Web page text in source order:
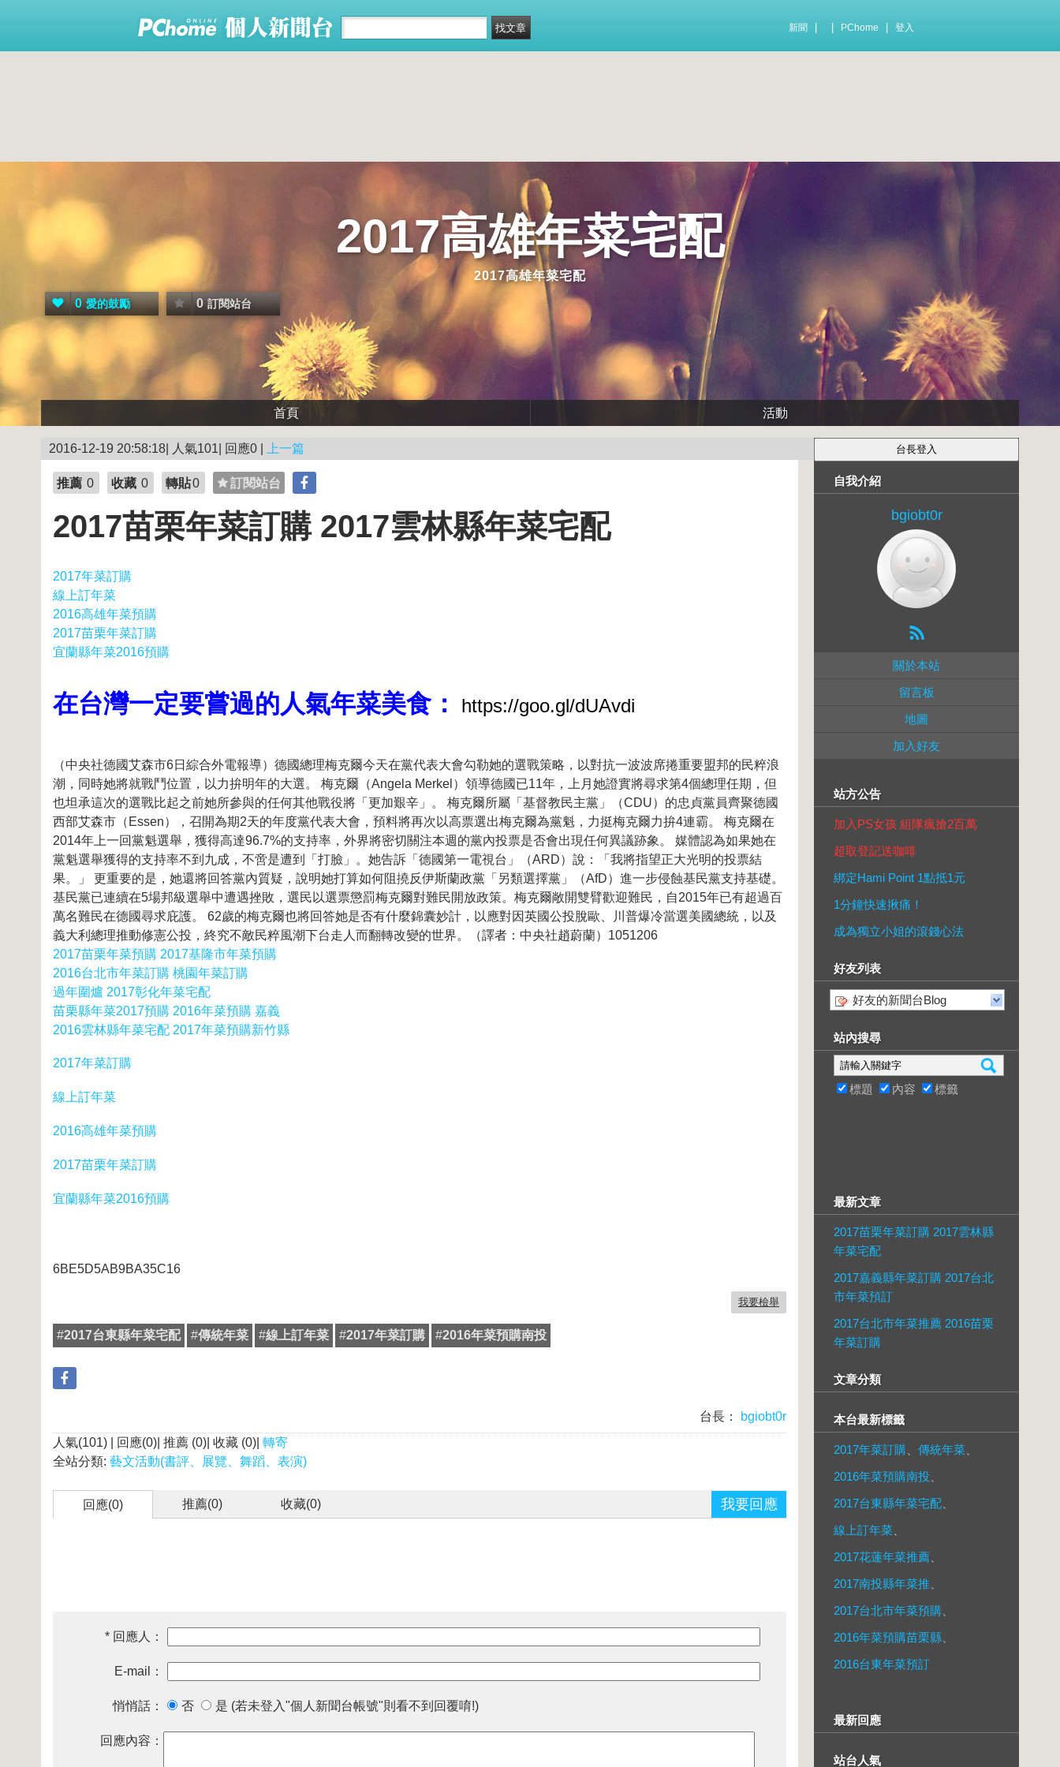
新聞 PChome 登入
2017高雄年菜宅配
2017高雄年菜宅配
0 愛的鼓勵 0 訂閱站台
首頁 活動
2016-12-19 20:58:18| 人氣101| 回應0 | 上一篇
推薦 0 收藏 0 轉貼0 訂閱站台
2017苗栗年菜訂購 2017雲林縣年菜宅配
2017年菜訂購
線上訂年菜
2016高雄年菜預購
2017苗栗年菜訂購
宜蘭縣年菜2016預購
在台灣一定要嘗過的人氣年菜美食：
（中央社德國艾森市6日綜合外電報導）德國總理梅克爾今天在黨代表大會勾勒她的選戰策略，以對抗一波波席捲重要盟邦的民粹浪
潮，同時她將就戰鬥位置，以力拚明年的大選。 梅克爾（Angela Merkel）領導德國已11年，上月她證實將尋求第4個總理任期，但
也坦承這次的選戰比起之前她所參與的任何其他戰役將「更加艱辛」。 梅克爾所屬「基督教民主黨」（CDU）的忠貞黨員齊聚德國
西部艾森市（Essen），召開為期2天的年度黨代表大會，預料將再次以高票選出梅克爾為黨魁，力挺梅克爾力拚4連霸。 梅克爾在
2014年上一回黨魁選舉，獲得高達96.7%的支持率，外界將密切關注本週的黨內投票是否會出現任何異議跡象。 媒體認為如果她在
黨魁選舉獲得的支持率不到九成，不啻是遭到「打臉」。她告訴「德國第一電視台」（ARD）說：「我將指望正大光明的投票結
果。」 更重要的是，她還將回答黨內質疑，說明她打算如何阻撓反伊斯蘭政黨「另類選擇黨」（AfD）進一步侵蝕基民黨支持基礎。
基民黨已連續在5場邦級選舉中遭遇挫敗，選民以選票懲罰梅克爾對難民開放政策。梅克爾敞開雙臂歡迎難民，自2015年已有超過百
萬名難民在德國尋求庇護。 62歲的梅克爾也將回答她是否有什麼錦囊妙計，以應對因英國公投脫歐、川普爆冷當選美國總統，以及
義大利總理推動修憲公投，終究不敵民粹風潮下台走人而翻轉改變的世界。（譯者：中央社趙蔚蘭）1051206
2017苗栗年菜預購 2017基隆市年菜預購
2016台北市年菜訂購 桃園年菜訂購
過年圍爐 2017彰化年菜宅配
苗栗縣年菜2017預購 2016年菜預購 嘉義
2016雲林縣年菜宅配 2017年菜預購新竹縣
2017年菜訂購
線上訂年菜
2016高雄年菜預購
2017苗栗年菜訂購
宜蘭縣年菜2016預購
6BE5D5AB9BA35C16
我要檢舉
#2017台東縣年菜宅配 #傳統年菜 #線上訂年菜 #2017年菜訂購 #2016年菜預購南投
台長：
bgiobt0r
人氣(101) | 回應(0)| 推薦 (0)| 收藏 (0)| 轉寄
全站分類: 藝文活動(書評、展覽、舞蹈、表演)
回應(0) 推薦(0) 收藏(0) 我要回應
* 回應人：
E-mail：
悄悄話： 否 是 (若未登入"個人新聞台帳號"則看不到回覆唷!)
回應內容：
自我介紹
bgiobt0r
關於本站
留言板
地圖
加入好友
站方公告
加入PS女孩 組隊瘋搶2百萬
超取登記送咖啡
綁定Hami Point 1點抵1元
1分鐘快速揪痛！
成為獨立小姐的滾錢心法
好友列表
好友的新聞台Blog
站內搜尋
標題 內容 標籤
最新文章
2017苗栗年菜訂購 2017雲林縣
年菜宅配
2017嘉義縣年菜訂購 2017台北
市年菜預訂
2017台北市年菜推薦 2016苗栗
年菜訂購
文章分類
本台最新標籤
2017年菜訂購 傳統年菜
2016年菜預購南投
2017台東縣年菜宅配
線上訂年菜
2017花蓮年菜推薦
2017南投縣年菜推
2017台北市年菜預購
2016年菜預購苗栗縣
2016台東年菜預訂
最新回應
站台人氣